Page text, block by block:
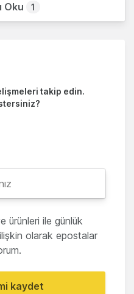
Oku 1
takip edin.
ürünleri ile günlük
olarak epostalar
kaydet